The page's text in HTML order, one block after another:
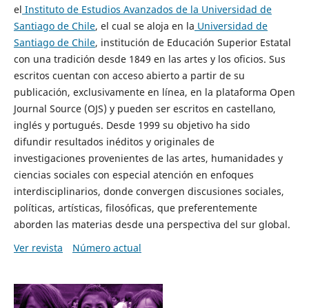
el Instituto de Estudios Avanzados de la Universidad de
Santiago de Chile, el cual se aloja en la Universidad de
Santiago de Chile, institución de Educación Superior Estatal
con una tradición desde 1849 en las artes y los oficios. Sus
escritos cuentan con acceso abierto a partir de su
publicación, exclusivamente en línea, en la plataforma Open
Journal Source (OJS) y pueden ser escritos en castellano,
inglés y portugués. Desde 1999 su objetivo ha sido
difundir resultados inéditos y originales de
investigaciones provenientes de las artes, humanidades y
ciencias sociales con especial atención en enfoques
interdisciplinarios, donde convergen discusiones sociales,
políticas, artísticas, filosóficas, que preferentemente
aborden las materias desde una perspectiva del sur global.
Ver revista
Número actual